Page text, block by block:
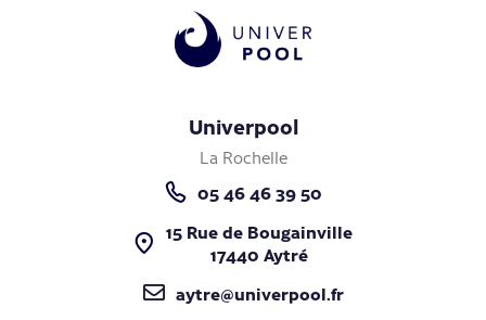
Univerpool
La Rochelle
05 46 46 39 50
15 Rue de Bougainville
17440 Aytré
aytre@univerpool.fr